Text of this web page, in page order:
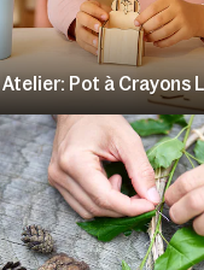
Atelier: Pot à Crayons